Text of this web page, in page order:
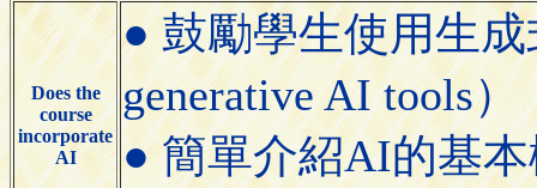
Does the
course
incorporate
AI
● 鼓勵學生使用生成
generative AI tools）
● 簡單介紹AI的基本